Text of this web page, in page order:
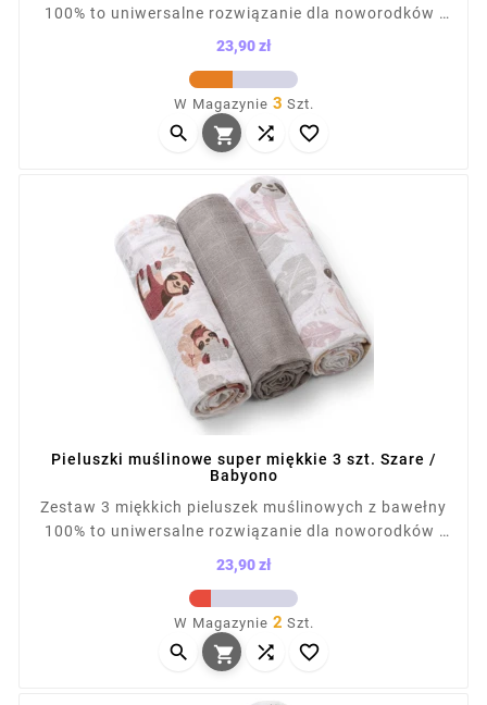
100% to uniwersalne rozwiązanie dla noworodków i
niemowląt. Sprawdzą się jako otulacz, ręcznik,
lekka tkanina nie podrażnia skóry dziecka. W
komplecie 2 pieluszki z nadrukiem i 1 gładka,
zapakowane w torbę na napy.
23,90 zł
W Magazynie 3 Szt.
   
Pieluszki muślinowe super miękkie 3 szt. Szare /
Babyono
Zestaw 3 miękkich pieluszek muślinowych z bawełny
100% to uniwersalne rozwiązanie dla noworodków i
niemowląt. Sprawdzą się jako otulacz, ręcznik,
prześcieradło czy osłona do wózka. Przewiewna,
lekka tkanina nie podrażnia skóry dziecka. W
komplecie 2 pieluszki z nadrukiem i 1 gładka,
zapakowane w torbę na napy.
23,90 zł
W Magazynie 2 Szt.
   